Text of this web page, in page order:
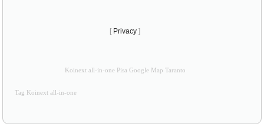
[ Privacy ]
Koinext all-in-one Pisa Google Map Taranto
Tag Koinext all-in-one